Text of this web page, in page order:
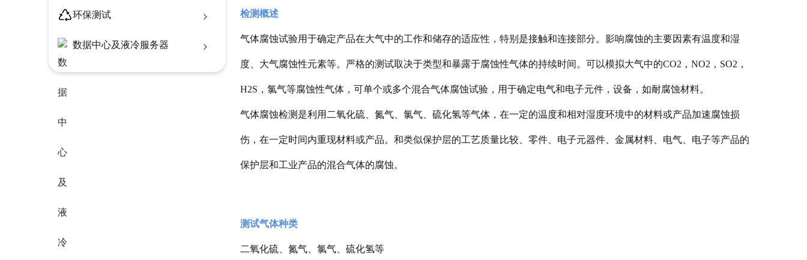
环保测试
数据中心及液冷服务器
检测概述
气体腐蚀试验用于确定产品在大气中的工作和储存的适应性，特别是接触和连接部分。影响腐蚀的主要因素有温度和湿
度、大气腐蚀性元素等。严格的测试取决于类型和暴露于腐蚀性气体的持续时间。可以模拟大气中的CO2，NO2，SO2，
H2S，氯气等腐蚀性气体，可单个或多个混合气体腐蚀试验，用于确定电气和电子元件，设备，如耐腐蚀材料。
气体腐蚀检测是利用二氧化硫、氮气、氯气、硫化氢等气体，在一定的温度和相对湿度环境中的材料或产品加速腐蚀损
伤，在一定时间内重现材料或产品。和类似保护层的工艺质量比较、零件、电子元器件、金属材料、电气、电子等产品的
保护层和工业产品的混合气体的腐蚀。
测试气体种类
二氧化硫、氮气、氯气、硫化氢等